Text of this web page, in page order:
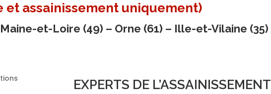
et assainissement uniquement)
Maine-et-Loire (49) – Orne (61) – Ille-et-Vilaine (35)
EXPERTS DE L’ASSAINISSEMENT